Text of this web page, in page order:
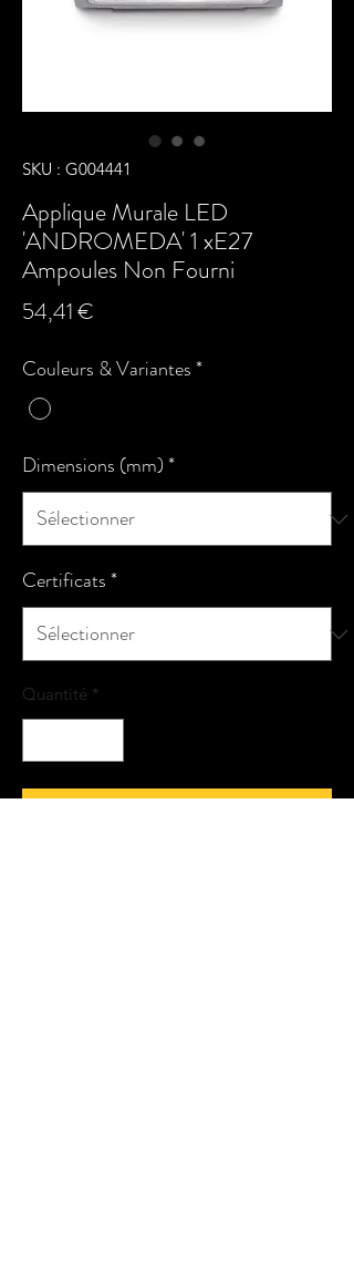
SKU : G004441
Applique Murale LED
'ANDROMEDA' 1 xE27
Ampoules Non Fourni
54,41 €
Couleurs & Variantes*
Dimensions (mm)*
Certificats*
Quantité *